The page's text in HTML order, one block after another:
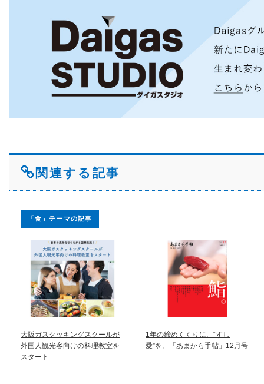
関連する記事
「食」テーマの記事
大阪ガスクッキングスクールが
外国人観光客向けの料理教室を
スタート
1年の締めくくりに、“すし
愛”を。「あまから手帖」12月号